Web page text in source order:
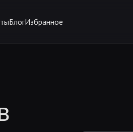
БлогИзбранное